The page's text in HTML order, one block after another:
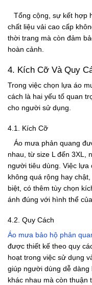
Tổng cộng, sự kết hợp
chất liệu vải cao cấp
thời trang mà còn đảm
hoàn cảnh.
4. Kích Cỡ Và Quy
Trong việc chọn lựa áo
cách là hai yếu tố quan
cho người sử dụng.
4.1. Kích Cỡ
Áo mưa phản quang
nhau, từ size L đến 3XL,
người tiêu dùng. Việc lựa
không quá rộng hay
biệt, có thêm tùy chọn
ánh đúng với hình thể
4.2. Quy Cách
Áo mưa bảo hộ phản
được thiết kế theo quy
hoạt trong việc sử dụng
giúp người dùng dễ
khác nhau mà còn thuận